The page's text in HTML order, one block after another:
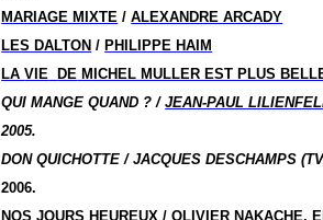
MARIAGE MIXTE /ALEXANDRE ARCADY
LES DALTON / PHILIPPE HAIM
LAVIE DE MICHEL MULLER EST PLUS
QUI MANGE QUAND ? /JEAN-PAUL
2005.
DON QUICHOTTE / JACQUES DESCHAMPS
2006.
NOS JOURS HEUREUX /OLIVIER NAKACHE,